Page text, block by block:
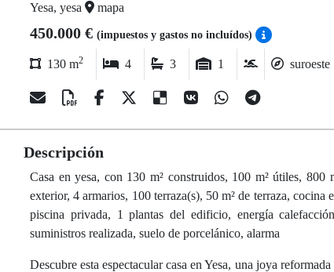
Yesa, yesa mapa
450.000 € (impuestos y gastos no incluídos)
130 m2 4 3 1 suroeste
Descripción
Casa en yesa, con 130 m² construidos, 100 m² útiles,
exterior, 4 armarios, 100 terraza(s), 50 m² de terraza, cocina
piscina privada, 1 plantas del edificio, energía
suministros realizada, suelo de porcelánico, alarma
Descubre esta espectacular casa en Yesa, una joya